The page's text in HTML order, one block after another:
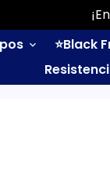
keyboard_arrow_down ⭐️Black